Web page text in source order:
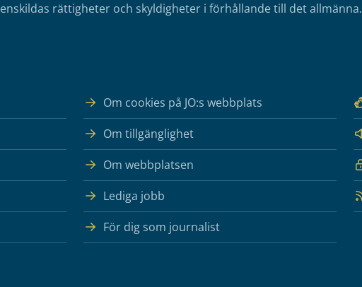
enskildas rättigheter och skyldigheter i förhållande till det allmänna.
Om cookies på JO:s webbplats
Om tillgänglighet
Om webbplatsen
Lediga jobb
För dig som journalist